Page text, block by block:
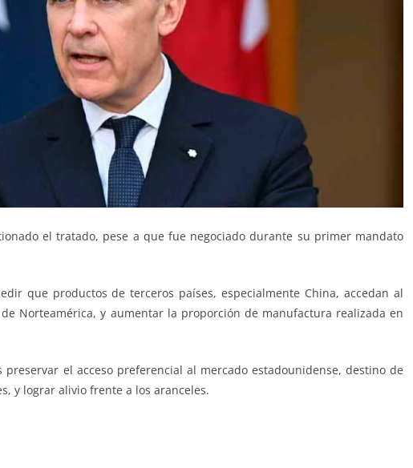
el tratado, pese a que fue negociado durante su primer mandato
que productos de terceros países, especialmente China, accedan al
Norteamérica, y aumentar la proporción de manufactura realizada en
preservar el acceso preferencial al mercado estadounidense, destino de
y lograr alivio frente a los aranceles.